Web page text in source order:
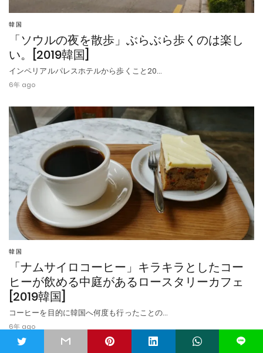
韓国
「ソウルの夜を散歩」ぶらぶら歩くのは楽し
い。[2019韓国]
インペリアルパレスホテルから歩くこと20…
6年 ago
韓国
「ナムサイロコーヒー」キラキラとしたコー
ヒーが飲める中庭があるロースタリーカフェ
[2019韓国]
コーヒーを目的に韓国へ何度も行ったことの…
6年 ago